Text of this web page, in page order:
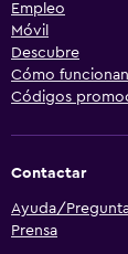
Empleo
Móvil
Descubre
Cómo
Códigos
Contactar
Ayuda/
Prensa